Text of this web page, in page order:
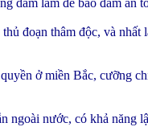
dám làm để bảo đảm an
đoạn thâm độc, và
ở miền Bắc, cưỡng
ngoài nước, có khả năng